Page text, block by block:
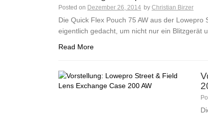
Posted on Dezember 26, 2014 by Christian Birzer
Die Quick Flex Pouch 75 AW aus der Lowepro
eigentlich gedacht, um nicht nur ein Blitzgerät
Read More